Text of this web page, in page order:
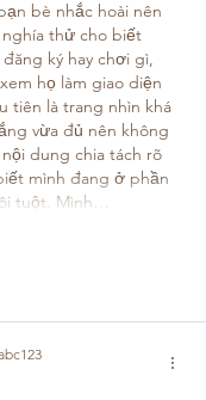
bè nhắc hoài nên
thử cho biết
ký hay chơi gì,
họ làm giao diện
tiên là trang nhìn khá
vừa đủ nên không
dung chia tách rõ
mình đang ở phần
tuột. Mình…